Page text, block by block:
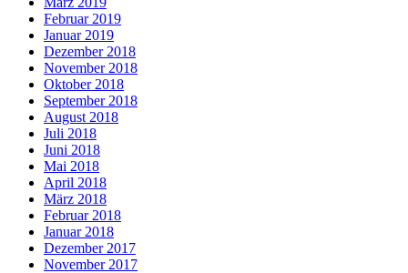
Februar 2019
Januar 2019
Dezember 2018
November 2018
Oktober 2018
September 2018
August 2018
Juli 2018
Juni 2018
Mai 2018
April 2018
März 2018
Februar 2018
Januar 2018
Dezember 2017
November 2017